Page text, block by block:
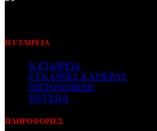
Η ΕΤΑΙΡΕΙΑ
Η ΕΤΑΙΡΕΙΑ
ΕΥΚΑΙΡΙΕΣ ΚΑΡΙΕΡΑΣ
ΠΙΣΤΟΠΟΙΗΣΗ
ΕΝΤΥΠΑ
ΠΛΗΡΟΦΟΡΙΕΣ